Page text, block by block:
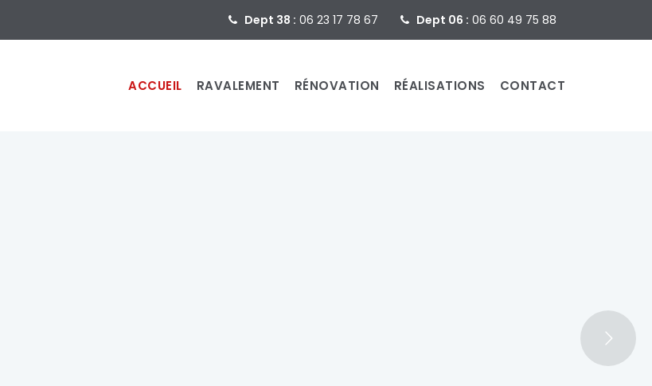
Dept 38 : 06 23 17 78 67 Dept 06 : 06 60 49 75 88
ACCUEIL RAVALEMENT RÉNOVATION RÉALISATIONS CONTACT